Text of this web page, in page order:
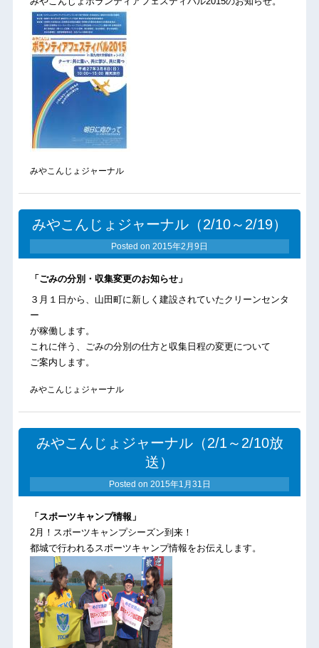
みやこんじょジャーナル
みやこんじょジャーナル（2/10～2/19）
Posted on 2015年2月9日
「ごみの分別・収集変更のお知らせ」
３月１日から、山田町に新しく建設されていたクリーンセンタ
ー
が稼働します。
これに伴う、ごみの分別の仕方と収集日程の変更について
ご案内します。
みやこんじょジャーナル
みやこんじょジャーナル（2/1～2/10放
送）
Posted on 2015年1月31日
「スポーツキャンプ情報」
2月！スポーツキャンプシーズン到来！
都城で行われるスポーツキャンプ情報をお伝えします。